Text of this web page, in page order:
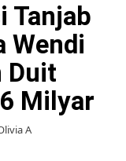
Tanjab
Wendi
Duit
Milyar
A